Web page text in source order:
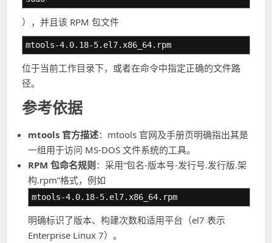
），并且该 RPM 包文件
mtools-4.0.18-5.el7.x86_64.rpm
位于当前工作目录下，或者在命令中指定正确的文件路
径。
参考依据
mtools 官方描述：mtools 官网及手册页明确指出其是
一组用于访问 MS-DOS 文件系统的工具。
RPM 包命名规则 ：采用“包名-版本号-发行号.发行版.架
构.rpm”格式，例如
mtools-4.0.18-5.el7.x86_64.rpm
明确标识了版本、构建次数和适用平台（el7 表示
Enterprise Linux 7）。